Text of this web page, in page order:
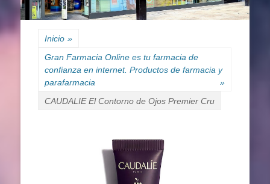
Inicio »
Gran Farmacia Online es tu farmacia de
confianza en internet. Productos de farmacia y
parafarmacia
»
CAUDALIE El Contorno de Ojos Premier Cru